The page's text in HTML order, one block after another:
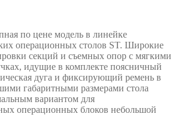
по цене модель в линейке
операционных столов ST. Широкие
секций и съемных опор с мягкими
идущие в комплекте поясничный
дуга и фиксирующий ремень в
габаритными размерами стола
вариантом для
операционных блоков небольшой